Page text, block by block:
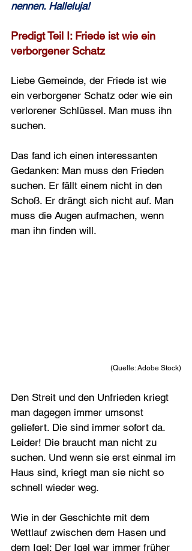
nennen. Halleluja!
Predigt Teil I: Friede ist wie ein
verborgener Schatz
Liebe Gemeinde, der Friede ist wie
ein verborgener Schatz oder wie ein
verlorener Schlüssel. Man muss ihn
suchen.
Das fand ich einen interessanten
Gedanken: Man muss den Frieden
suchen. Er fällt einem nicht in den
Schoß. Er drängt sich nicht auf. Man
muss die Augen aufmachen, wenn
man ihn finden will.
(Quelle: Adobe Stock)
Den Streit und den Unfrieden kriegt
man dagegen immer umsonst
geliefert. Die sind immer sofort da.
Leider! Die braucht man nicht zu
suchen. Und wenn sie erst einmal im
Haus sind, kriegt man sie nicht so
schnell wieder weg.
Wie in der Geschichte mit dem
Wettlauf zwischen dem Hasen und
dem Igel: Der Igel war immer früher